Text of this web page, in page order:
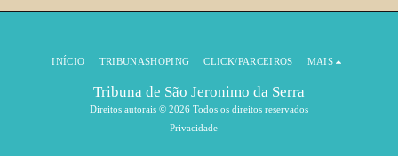
Tribuna de São Jeronimo da Serra
Direitos autorais © 2026 Todos os direitos reservados
Privacidade
INÍCIO TRIBUNASHOPING CLICK/PARCEIROS MAIS